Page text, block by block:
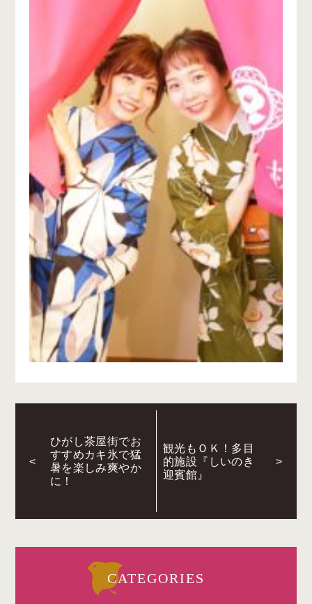
<
ひがし茶屋街でお
すすめカキ氷で猛
暑を楽しみ爽やか
に！
観光もＯＫ！多目
的施設『しいのき
迎賓館』
>
CATEGORIES